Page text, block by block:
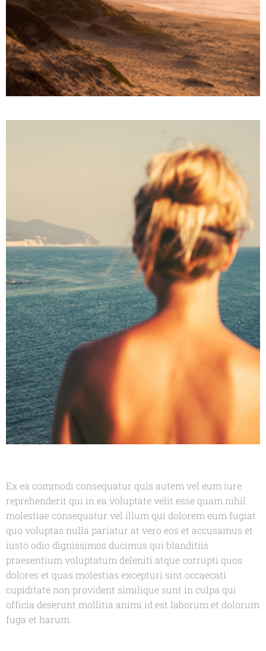
Ex ea commodi consequatur quis autem vel eum iure
reprehenderit qui in ea voluptate velit esse quam nihil
molestiae consequatur vel illum qui dolorem eum fugiat
quo voluptas nulla pariatur at vero eos et accusamus et
iusto odio dignissimos ducimus qui blanditiis
praesentium voluptatum deleniti atque corrupti quos
dolores et quas molestias excepturi sint occaecati
cupiditate non provident similique sunt in culpa qui
officia deserunt mollitia animi id est laborum et dolorum
fuga et harum.